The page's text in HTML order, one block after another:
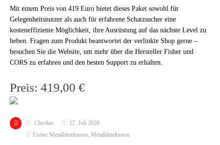
Mit einem Preis von 419 Euro bietet dieses Paket sowohl für
Gelegenheitsnutzer als auch für erfahrene Schatzsucher eine
kosteneffiziente Möglichkeit, ihre Ausrüstung auf das nächste Level zu
heben. Fragen zum Produkt beantwortet der verlinkte Shop gerne –
besuchen Sie die Website, um mehr über die Hersteller Fisher und
CORS zu erfahren und den besten Support zu erhalten.
Preis: 419,00 €
Checker
17. Juli 2026
Fisher Metalldetektoren, Metalldetektoren